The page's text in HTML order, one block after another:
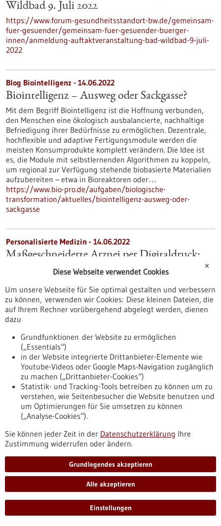
Wildbad 9. Juli 2022
https://www.forum-gesundheitsstandort-bw.de/gemeinsam-
fuer-gesuender/gemeinsam-fuer-gesuender-buerger-
innen/anmeldung-auftaktveranstaltung-bad-wildbad-9-juli-
2022
Blog Biointelligenz - 14.06.2022
Biointelligenz – Ausweg oder Sackgasse?
Mit dem Begriff Biointelligenz ist die Hoffnung verbunden,
den Menschen eine ökologisch ausbalancierte, nachhaltige
Befriedigung ihrer Bedürfnisse zu ermöglichen. Dezentrale,
hochflexible und adaptive Fertigungsmodule werden die
meisten Konsumprodukte komplett verändern. Die Idee ist
es, die Module mit selbstlernenden Algorithmen zu koppeln,
um regional zur Verfügung stehende biobasierte Materialien
aufzubereiten – etwa in Bioreaktoren oder…
https://www.bio-pro.de/aufgaben/biologische-
transformation/aktuelles/biointelligenz-ausweg-oder-
sackgasse
Personalisierte Medizin - 14.06.2022
Maßgeschneiderte Arznei per Digitaldruck:
eine medizinisch-technische Revolution in 3D
denken viele zuerst an Video-Sprechstunden oder die
elektronische Patientenakte. Aber die Möglichkeiten der
Technologie gehen noch viel weiter. So hat sich die DiHeSys
Digital-Health-Systems GmbH aus Schwäbisch Gemünd auf
den Weg gemacht, die Arzneimittelherstellung per
Digitaldruck zu revolutionieren. Für die Personalisierte
Medizin ist dies ein Meilenstein.
https://www.gesundheitsindustrie-
bw.de/fachbeitrag/pm/massgeschneiderte-arznei-
digitaldruck-eine-medizinisch-technische-revolution-3d
Personalisierte Medizin - 14.06.2022
eine medizinisch-technische Revolution in 3D
Beim Stichwort „Digitalisierung im Gesundheitswesen“
denken viele zuerst an Video-Sprechstunden oder die
elektronische Patientenakte. Aber die Möglichkeiten der
Technologie gehen noch viel weiter. So hat sich die DiHeSys
Digital-Health-Systems GmbH aus Schwäbisch Gemünd auf
den Weg gemacht, die Arzneimittelherstellung per
Digitaldruck zu revolutionieren. Für die Personalisierte
✕
Diese Webseite verwendet Cookies
Um unsere Webseite für Sie optimal gestalten und verbessern
zu können, verwenden wir Cookies: Diese kleinen Dateien, die
auf Ihrem Rechner vorübergehend abgelegt werden, dienen
dazu
Grundfunktionen der Website zu ermöglichen
(„Essentials“)
in der Website integrierte Drittanbieter-Elemente wie
Youtube-Videos oder Google Maps-Navigation zugänglich
zu machen („Drittanbieter-Cookies“)
Statistik- und Tracking-Tools betreiben zu können um zu
verstehen, wie Seitenbesucher die Website benutzen und
um Optimierungen für Sie umsetzen zu können
(„Analyse-Cookies“).
Sie können jeder Zeit in der Datenschutzerklärung Ihre
Zustimmung widerrufen oder ändern.
Grundlegendes akzeptieren
Alle akzeptieren
Einstellungen